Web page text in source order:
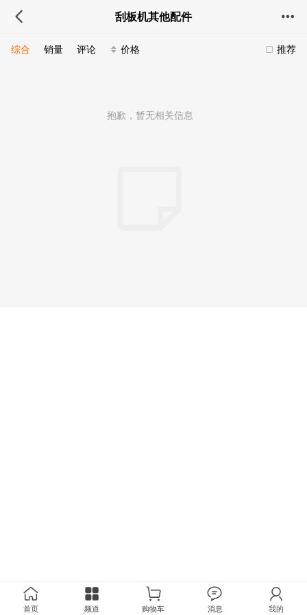
刮板机其他配件
推荐
综合 销量 评论 价格
抱歉，暂无相关信息
首页 频道 购物车 消息 我的